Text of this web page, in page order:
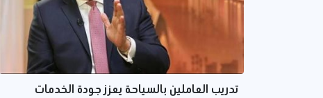
تدريب العاملين بالسياحة يعزز جودة الخدمات